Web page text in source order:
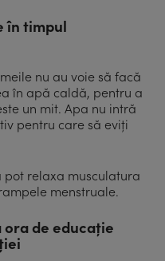
în timpul
nu au voie să facă
în apă caldă, pentru a
un mit. Apa nu intră
pentru care să eviți
relaxa musculatura
menstruale.
ora de educație